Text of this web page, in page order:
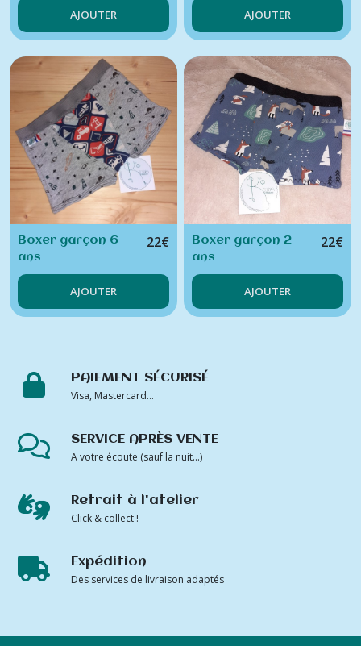
AJOUTER AJOUTER
Boxer garçon 6
ans
22€
AJOUTER
Boxer garçon 2
ans
22€
AJOUTER
PAIEMENT SÉCURISÉ
Visa, Mastercard...
SERVICE APRÈS VENTE
A votre écoute (sauf la nuit...)
Retrait à l'atelier
Click & collect !
Expédition
Des services de livraison adaptés